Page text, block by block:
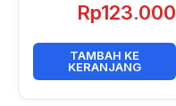
Perspektif
Rp123.000
TAMBAH KE
KERANJANG